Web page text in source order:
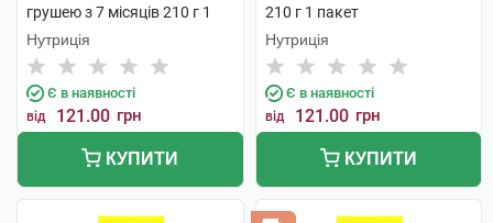
грушею з 7 місяців 210 г 1
пакет
Нутриція
Є в наявності
від 121.00 грн
КУПИТИ
210 г 1 пакет
Нутриція
Є в наявності
від 121.00 грн
КУПИТИ